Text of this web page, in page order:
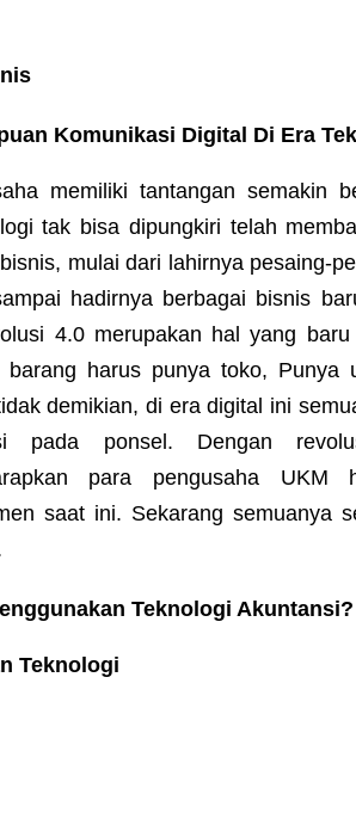
Komunikasi Digital Di Era
memiliki tantangan semakin
tak bisa dipungkiri telah
mulai dari lahirnya pesaing-
hadirnya berbagai bisnis
4.0 merupakan hal yang
harus punya toko, Punya
demikian, di era digital ini
pada ponsel. Dengan
para pengusaha UKM
saat ini. Sekarang semuanya
Teknologi Akuntansi?
Teknologi